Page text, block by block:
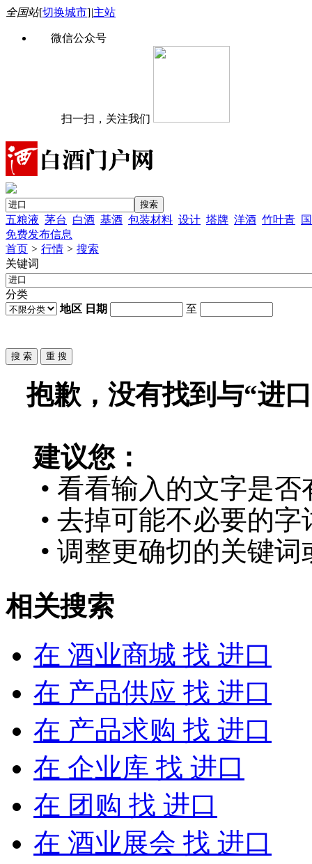
全国站[切换城市]|主站
微信公众号
扫一扫，关注我们
五粮液 茅台 白酒 基酒 包装材料 设计 塔牌 洋酒 竹叶青
免费发布信息
首页 > 行情 > 搜索
关键词
分类
地区 日期 至
抱歉，没有找到与“进口
建议您：
• 看看输入的文字是否
• 去掉可能不必要的字
• 调整更确切的关键
相关搜索
在 酒业商城 找 进口
在 产品供应 找 进口
在 产品求购 找 进口
在 企业库 找 进口
在 团购 找 进口
在 酒业展会 找 进口